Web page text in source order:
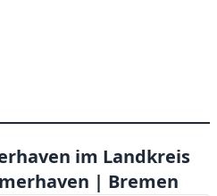
im Landkreis
| Bremen